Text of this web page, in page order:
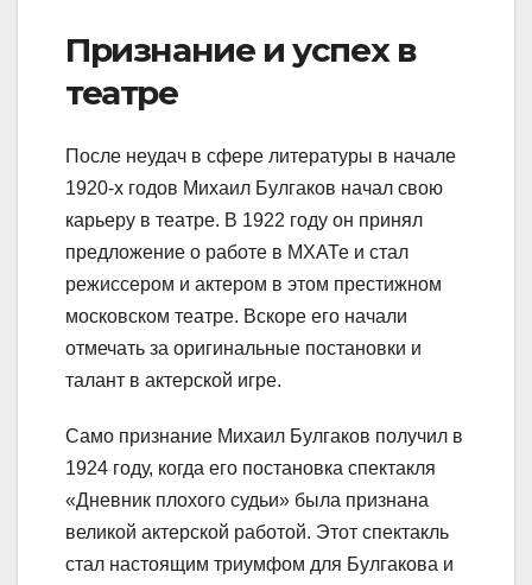
Признание и успех в
театре
После неудач в сфере литературы в начале
1920-х годов Михаил Булгаков начал свою
карьеру в театре. В 1922 году он принял
предложение о работе в МХАТе и стал
режиссером и актером в этом престижном
московском театре. Вскоре его начали
отмечать за оригинальные постановки и
талант в актерской игре.
Само признание Михаил Булгаков получил в
1924 году, когда его постановка спектакля
«Дневник плохого судьи» была признана
великой актерской работой. Этот спектакль
стал настоящим триумфом для Булгакова и